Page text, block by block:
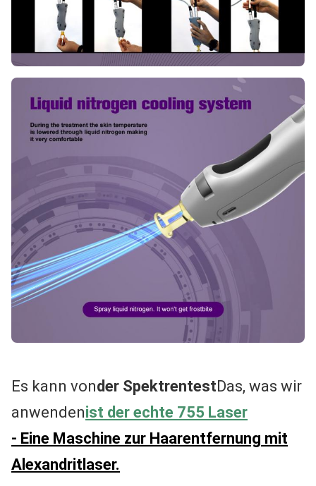
Es kann vonder SpektrentestDas, was wir
anwendenist der echte 755 Laser
- Eine Maschine zur Haarentfernung mit
Alexandritlaser.